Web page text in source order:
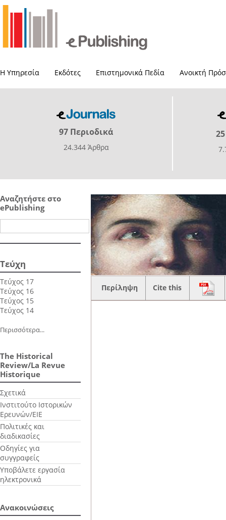
Η Υπηρεσία Εκδότες Επιστημονικά Πεδία Ανοικτή
97 Περιοδικά
24.344 Άρθρα
Αναζητήστε στο
ePublishing
Τεύχη
Τεύχος 17
Τεύχος 16
Τεύχος 15
Τεύχος 14
Περισσότερα...
The Historical
Review/La Revue
Historique
Σχετικά
Ινστιτούτο Ιστορικών
Ερευνών/ΕΙΕ
Πολιτικές και
διαδικασίες
Οδηγίες για
συγγραφείς
Υποβάλετε εργασία
ηλεκτρονικά
Ανακοινώσεις
Περίληψη Cite this